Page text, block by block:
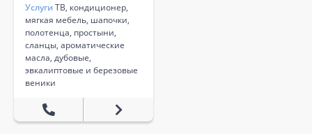
Услуги ТВ, кондиционер,
мягкая мебель, шапочки,
полотенца, простыни,
сланцы, ароматические
масла, дубовые,
эвкалиптовые и березовые
веники